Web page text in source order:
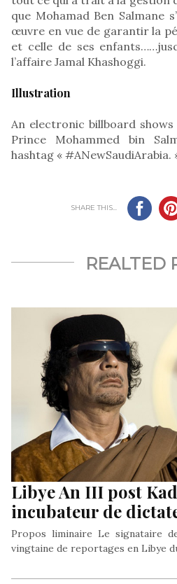
que Mohamad Ben Salmane
œuvre en vue de garantir la
et celle de ses
l’affaire Jamal Khashoggi.
Illustration
An electronic billboard
Prince Mohammed bin
hashtag « #ANewSaudiArabia.
SHARE THIS...
REALTED
Libye An III post
incubateur de
Propos liminaire Le signataire
vingtaine de reportages en Libye